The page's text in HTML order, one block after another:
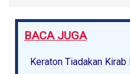
BACA JUGA
Keraton Tiadakan